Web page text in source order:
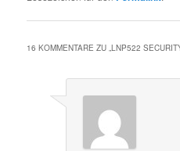
16 KOMMENTARE ZU „LNP522